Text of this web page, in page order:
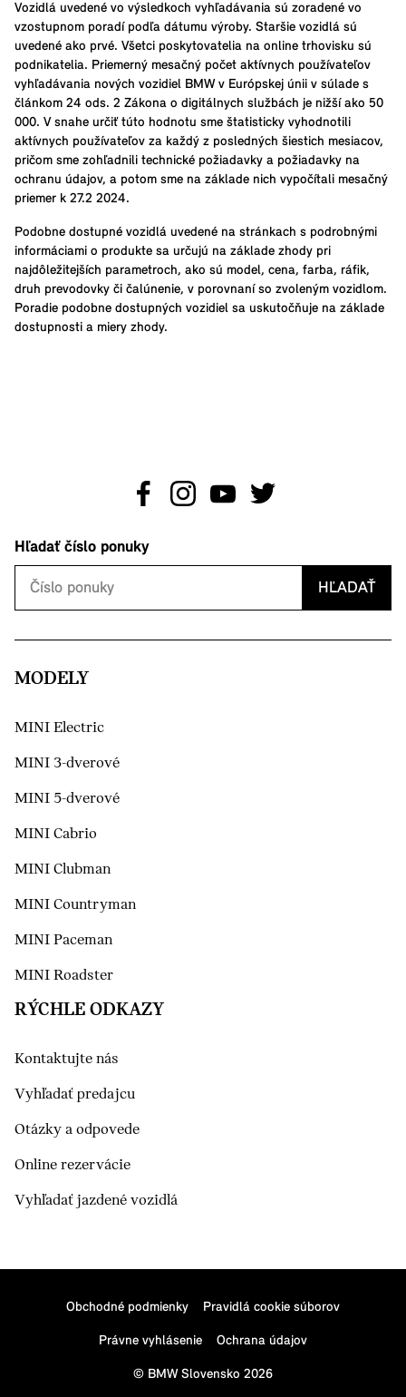
Vozidlá uvedené vo výsledkoch vyhľadávania sú zoradené vo
vzostupnom poradí podľa dátumu výroby. Staršie vozidlá sú
uvedené ako prvé. Všetci poskytovatelia na online trhovisku sú
podnikatelia. Priemerný mesačný počet aktívnych používateľov
vyhľadávania nových vozidiel BMW v Európskej únii v súlade s
článkom 24 ods. 2 Zákona o digitálnych službách je nižší ako 50
000. V snahe určiť túto hodnotu sme štatisticky vyhodnotili
aktívnych používateľov za každý z posledných šiestich mesiacov,
pričom sme zohľadnili technické požiadavky a požiadavky na
ochranu údajov, a potom sme na základe nich vypočítali mesačný
priemer k 27.2 2024.
Podobne dostupné vozidlá uvedené na stránkach s podrobnými
informáciami o produkte sa určujú na základe zhody pri
najdôležitejších parametroch, ako sú model, cena, farba, ráfik,
druh prevodovky či čalúnenie, v porovnaní so zvoleným vozidlom.
Poradie podobne dostupných vozidiel sa uskutočňuje na základe
dostupnosti a miery zhody.
Hľadať číslo ponuky
HĽADAŤ
MODELY
MINI Electric
MINI 3-dverové
MINI 5-dverové
MINI Cabrio
MINI Clubman
MINI Countryman
MINI Paceman
MINI Roadster
RÝCHLE ODKAZY
Kontaktujte nás
Vyhľadať predajcu
Otázky a odpovede
Online rezervácie
Vyhľadať jazdené vozidlá
Obchodné podmienky Pravidlá cookie súborov
Právne vyhlásenie Ochrana údajov
© BMW Slovensko 2026